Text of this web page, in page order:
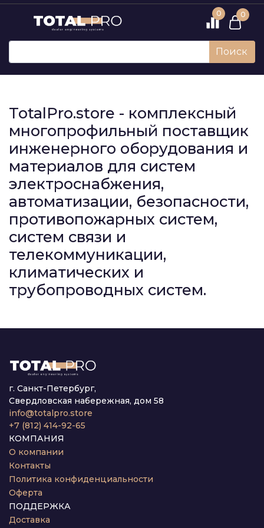
0 0
Поиск
TotalPro.store - комплексный
многопрофильный поставщик
инженерного оборудования и
материалов для систем
электроснабжения,
автоматизации, безопасности,
противопожарных систем,
систем связи и
телекоммуникации,
климатических и
трубопроводных систем.
г. Санкт-Петербург,
Свердловская набережная, дом 58
info@totalpro.store
+7 (812) 414-92-65
КОМПАНИЯ
О компании
Контакты
Политика конфиденциальности
Оферта
ПОДДЕРЖКА
Доставка